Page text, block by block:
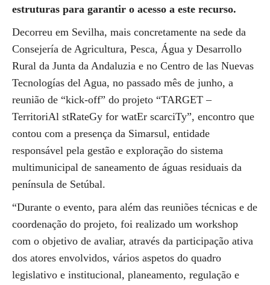
estruturas para garantir o acesso a este recurso.
Decorreu em Sevilha, mais concretamente na sede da
Consejería de Agricultura, Pesca, Água y Desarrollo
Rural da Junta da Andaluzia e no Centro de las Nuevas
Tecnologías del Agua, no passado mês de junho, a
reunião de “kick-off” do projeto “TARGET –
TerritoriAl stRateGy for watEr scarciTy”, encontro que
contou com a presença da Simarsul, entidade
responsável pela gestão e exploração do sistema
multimunicipal de saneamento de águas residuais da
península de Setúbal.
“Durante o evento, para além das reuniões técnicas e de
coordenação do projeto, foi realizado um workshop
com o objetivo de avaliar, através da participação ativa
dos atores envolvidos, vários aspetos do quadro
legislativo e institucional, planeamento, regulação e